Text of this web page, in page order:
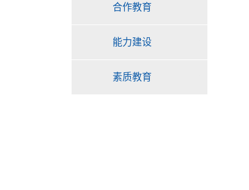
合作教育
能力建设
素质教育